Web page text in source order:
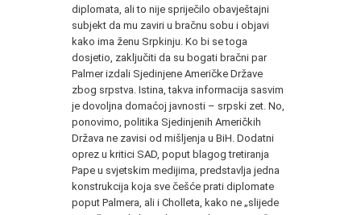
diplomata, ali to nije spriječilo obavještajni
subjekt da mu zaviri u bračnu sobu i objavi
kako ima ženu Srpkinju. Ko bi se toga
dosjetio, zaključiti da su bogati bračni par
Palmer izdali Sjedinjene Američke Države
zbog srpstva. Istina, takva informacija sasvim
je dovoljna domaćoj javnosti – srpski zet. No,
ponovimo, politika Sjedinjenih Američkih
Država ne zavisi od mišljenja u BiH. Dodatni
oprez u kritici SAD, poput blagog tretiranja
Pape u svjetskim medijima, predstavlja jedna
konstrukcija koja sve češće prati diplomate
poput Palmera, ali i Cholleta, kako ne „slijede